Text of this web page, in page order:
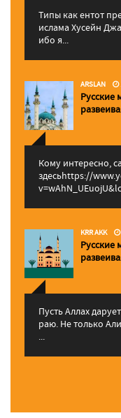
Типы как ентот
ислама Хусейн
ибо я...
ARSLAN
Русские
Кому интересно,
здесьhttps://
KRR AKK
Русские
Пусть Аллах
раю. Не только
...